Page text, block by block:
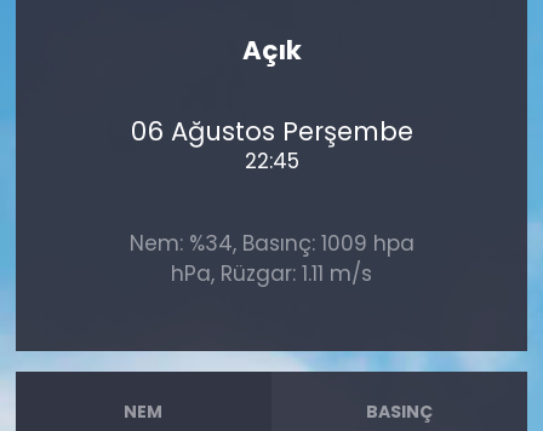
Açık
06 Ağustos Perşembe
22:45
Nem: %34, Basınç: 1009 hpa
hPa, Rüzgar: 1.11 m/s
NEM BASINÇ